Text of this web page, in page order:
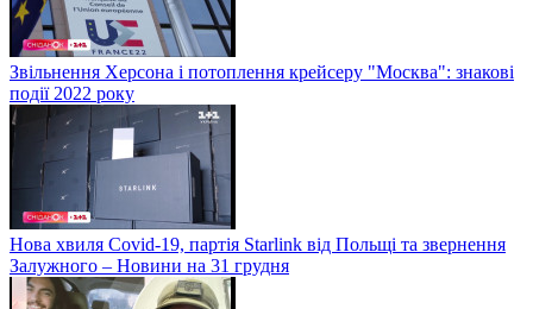
Звільнення Херсона і потоплення крейсеру "Москва": знакові
події 2022 року
Нова хвиля Covid-19, партія Starlink від Польщі та звернення
Залужного – Новини на 31 грудня